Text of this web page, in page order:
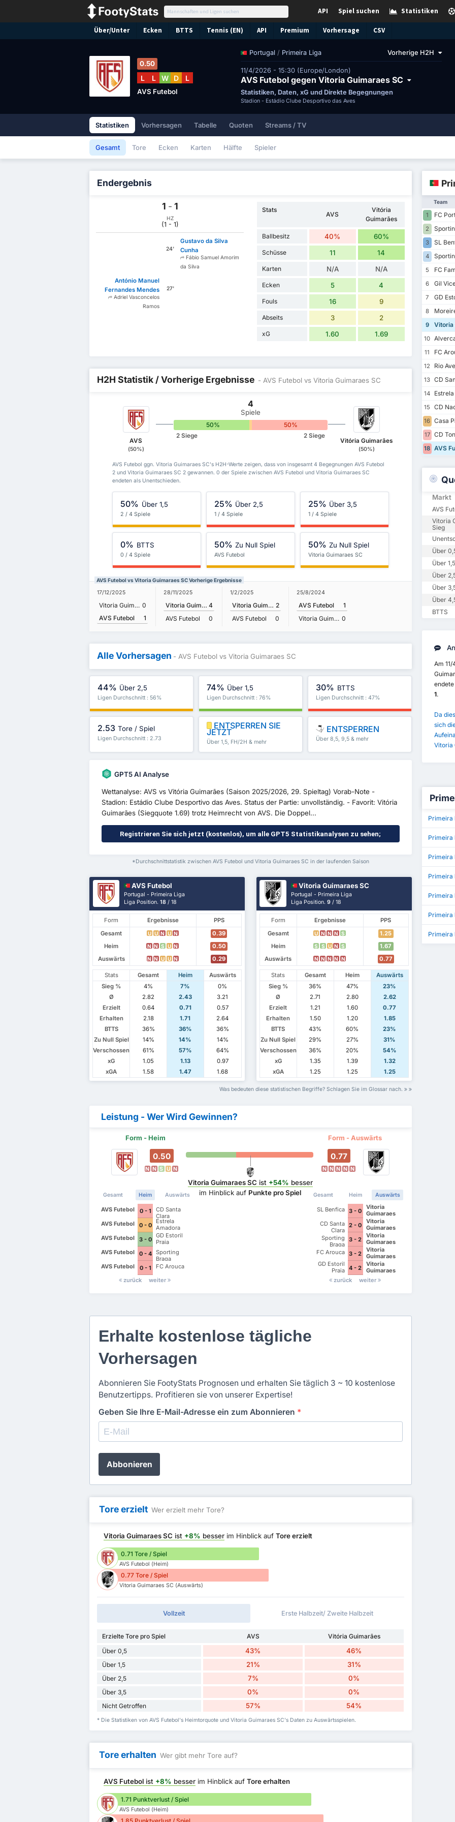
Statistiken
Spiel suchen
API
Über/Unter Ecken BTTS Tennis (EN) API Premium Vorhersage CSV
Portugal / Primeira Liga Vorherige H2H
11/4/2026 - 15:30 (Europe/London)
AVS Futebol gegen Vitoria Guimaraes SC
Statistiken, Daten, xG und Direkte Begegnungen
Stadion - Estádio Clube Desportivo das Aves
0.50
L L W D L
AVS Futebol
Statistiken Vorhersagen Tabelle Quoten Streams / TV
Gesamt Tore Ecken Karten Hälfte Spieler
Endergebnis
1 - 1
HZ
(1 - 1)
24'
Gustavo da Silva
Cunha
Fábio Samuel Amorim
da Silva
António Manuel
Fernandes Mendes
Adriel Vasconcelos
Ramos
27'
Stats
AVS
Vitória
Guimarães
Ballbesitz 40% 60%
Schüsse 11 14
Karten N/A N/A
Ecken 5 4
Fouls 16 9
Abseits 3 2
xG 1.60 1.69
H2H Statistik / Vorherige Ergebnisse - AVS Futebol vs Vitoria Guimaraes SC
AVS
(50%)
4
Spiele
50% 50%
2 Siege 2 Siege
Vitória Guimarães
(50%)
AVS Futebol ggn. Vitoria Guimaraes SC's H2H-Werte zeigen, dass von insgesamt 4 Begegnungen AVS Futebol
2 und Vitoria Guimaraes SC 2 gewannen. 0 der Spiele zwischen AVS Futebol und Vitoria Guimaraes SC
endeten als Unentschieden.
50% Über 1,5
2 / 4 Spiele
25% Über 2,5
1 / 4 Spiele
25% Über 3,5
1 / 4 Spiele
0% BTTS
0 / 4 Spiele
50% Zu Null Spiel
AVS Futebol
50% Zu Null Spiel
Vitoria Guimaraes SC
AVS Futebol vs Vitoria Guimaraes SC Vorherige Ergebnisse
17/12/2025
Vitoria Guimaraes SC 0
AVS Futebol
1
28/11/2025
Vitoria Guimaraes SC 4
AVS Futebol
0
1/2/2025
Vitoria Guimaraes SC 2
AVS Futebol
0
25/8/2024
AVS Futebol
1
Vitoria Guimaraes SC 0
Alle Vorhersagen - AVS Futebol vs Vitoria Guimaraes SC
44% Über 2,5
Ligen Durchschnitt : 56%
74% Über 1,5
Ligen Durchschnitt : 76%
30% BTTS
Ligen Durchschnitt : 47%
2.53 Tore / Spiel
Ligen Durchschnitt : 2.73
ENTSPERREN SIE
JETZT
Über 1,5, FH/2H & mehr
ENTSPERREN
Über 8,5, 9,5 & mehr
GPT5 AI Analyse
Wettanalyse: AVS vs Vitória Guimarães (Saison 2025/2026, 29. Spieltag) Vorab-Note -
Stadion: Estádio Clube Desportivo das Aves. Status der Partie: unvollständig. - Favorit: Vitória
Guimarães (Siegquote 1.69) trotz Heimrecht von AVS. Die Doppel...
Registrieren Sie sich jetzt (kostenlos), um alle GPT5 Statistikanalysen zu sehen;
*Durchschnittstatistik zwischen AVS Futebol und Vitoria Guimaraes SC in der laufenden Saison
AVS Futebol
Portugal - Primeira Liga
Liga Position.18 / 18
Form Ergebnisse
PPS
Gesamt
U U N U N
0.39
Heim
N N S U N
0.50
Auswärts
N N U U N 0.29
Stats Gesamt Heim
Auswärts
Sieg %
4% 7%
0%
Ø
2.82 2.43
3.21
Erzielt
0.64 0.71
0.57
Erhalten
2.18 1.71
2.64
BTTS
36% 36%
36%
Zu Null Spiel
14% 14%
14%
Verschossen
61% 57%
64%
xG
1.05 1.13
0.97
xGA
1.58 1.47 1.68
Vitoria Guimaraes SC
Portugal - Primeira Liga
Liga Position.9 / 18
Form Ergebnisse
PPS
Gesamt
U N N N S
1.25
Heim
S S U N S
1.67
Auswärts
N N N N N 0.77
Stats Gesamt Heim
Auswärts
Sieg %
36% 47%
23%
Ø
2.71 2.80
2.62
Erzielt
1.21 1.60
0.77
Erhalten
1.50 1.20
1.85
BTTS
43% 60%
23%
Zu Null Spiel
29% 27%
31%
Verschossen
36% 20%
54%
xG
1.35 1.39
1.32
xGA
1.25 1.25 1.25
Was bedeuten diese statistischen Begriffe? Schlagen Sie im Glossar nach.
Leistung - Wer Wird Gewinnen?
Form - Heim Form - Auswärts
0.50
N N S U N
Gesamt Heim Auswärts
AVS Futebol 0 - 1
CD Santa
Clara
AVS Futebol
0 - 0
Estrela
Amadora
AVS Futebol
3 - 0
GD Estoril
Praia
AVS Futebol
0 - 4
Sporting
Braga
AVS Futebol
0 - 1
FC Arouca
zurück
weiter
Vitoria Guimaraes SC ist +54% besser
im Hinblick auf Punkte pro Spiel
0.77
N N N N N
Gesamt Heim Auswärts
SL Benfica 3 - 0
Vitoria
Guimaraes
SC
CD Santa
Clara
2 - 0
Vitoria
Guimaraes
SC
Sporting
Braga
3 - 2
Vitoria
Guimaraes
SC
FC Arouca 3 - 2
Vitoria
Guimaraes
SC
GD Estoril
Praia 4 - 2
Vitoria
Guimaraes
SC
zurück weiter
Erhalte kostenlose tägliche
Vorhersagen
Abonnieren Sie FootyStats Prognosen und erhalten Sie täglich 3 ~ 10 kostenlose
Benutzertipps. Profitieren sie von unserer Expertise!
Geben Sie Ihre E-Mail-Adresse ein zum Abonnieren *
Abbonieren
Tore erzielt Wer erzielt mehr Tore?
Vitoria Guimaraes SC ist +8% besser im Hinblick aufTore erzielt
0.71 Tore / Spiel
AVS Futebol (Heim)
0.77 Tore / Spiel
Vitoria Guimaraes SC (Auswärts)
Vollzeit Erste Halbzeit/ Zweite Halbzeit
Erzielte Tore pro Spiel AVS
Vitória Guimarães
Über 0,5
43% 46%
Über 1,5 21% 31%
Über 2,5 7% 0%
Über 3,5 0% 0%
Nicht Getroffen 57% 54%
* Die Statistiken von AVS Futebol's Heimtorquote und Vitoria Guimaraes SC's Daten zu Auswärtsspielen.
Tore erhalten Wer gibt mehr Tore auf?
AVS Futebol ist +8% besser im Hinblick aufTore erhalten
1.71 Punktverlust / Spiel
AVS Futebol (Heim)
Team
1 FC
2
3
SL
4
5
FC
6
Gil
7
GD
8
9
Vitoria
10
11
FC
12
Rio
13 CD
14
15
CD
16 Casa
17 CD
18 AVS
Markt
AVS
Vitoria
Sieg
Über
Über 1,5
Über
Über
Über
BTTS
Am
endete
1.
Da
sich
Vitoria
Primeira
Primeira
Primeira
Primeira
Primeira
Primeira
Primeira